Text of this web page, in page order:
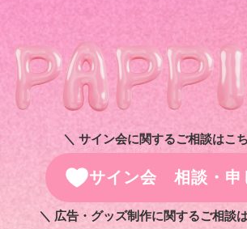
＼ サイン会に関するご相談はこ
サイン会 相談・申
＼ 広告・グッズ制作に関するご相談